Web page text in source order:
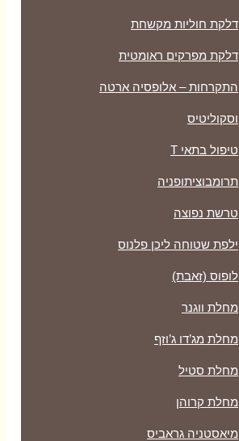
דלקת חוליות מקשחת
דלקת מפרקים ראומטית
התקרחות – אלופסיה ארטה
וסקוליטיס
טיפול בתאי T
תרומבוציתופניה
טרשת נפוצה
ילפת שטוחה ליכן פלנוס
לופוס (זאבת)
מחלת ווגנר
מחלת מג’דו ג’וזף
מחלת סטיל
מחלת קרוהן
מיאסטניה גראביס